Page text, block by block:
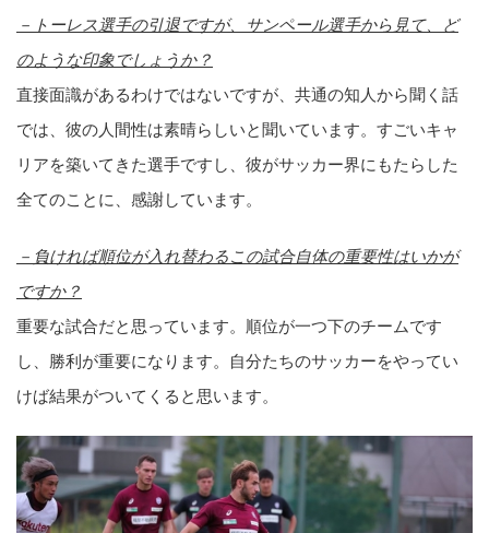
－トーレス選手の引退ですが、サンペール選手から見て、ど
のような印象でしょうか？
直接面識があるわけではないですが、共通の知人から聞く話
では、彼の人間性は素晴らしいと聞いています。すごいキャ
リアを築いてきた選手ですし、彼がサッカー界にもたらした
全てのことに、感謝しています。
－負ければ順位が入れ替わるこの試合自体の重要性はいかが
ですか？
重要な試合だと思っています。順位が一つ下のチームです
し、勝利が重要になります。自分たちのサッカーをやってい
けば結果がついてくると思います。